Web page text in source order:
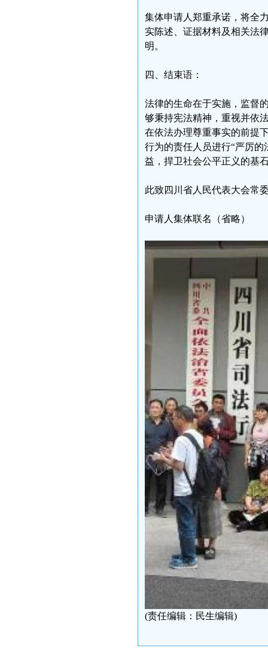
集体申请人郑重承诺，将全
实陈述、证据材料及相关法
明。
四、结束语：
法律的生命在于实施，监督
够秉持宪法精神，重视并依
在依法办理尊重事实的前提
行为的责任人员进行“严厉
益，捍卫社会公平正义的基
此致四川省人民代表大会常
申请人集体联名（省略）
(责任编辑：民生编辑)